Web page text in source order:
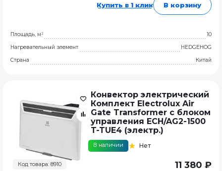
Купить в 1 клик В корзину
Площадь, м²
10
Нагревательный элемент
HEDGEHOG
Страна
Китай
Код товара: 8910
Конвектор электрический
Комплект Electrolux Air
Gate Transformer с блоком
управления ECH/AG2-1500
T-TUE4 (электр.)
В наличии Нет
11 380 ₽